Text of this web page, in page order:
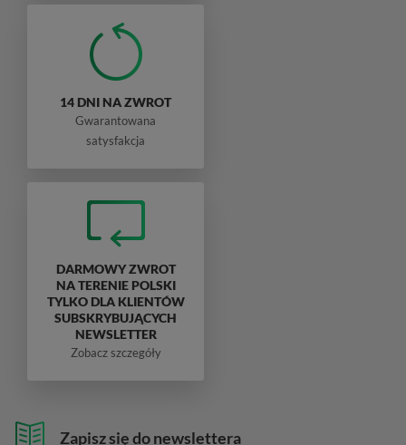
Zapisz się do newslettera
14 DNI NA ZWROT
Gwarantowana
satysfakcja
DARMOWY ZWROT
NA TERENIE POLSKI
TYLKO DLA KLIENTÓW
SUBSKRYBUJĄCYCH
NEWSLETTER
Zobacz szczegóły